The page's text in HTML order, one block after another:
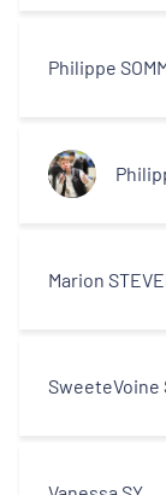
Philippe
Marion
SweeteVoine